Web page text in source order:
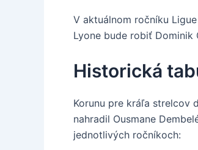
V aktuálnom ročníku
Lyone bude robiť Dominik
Historická
Korunu pre kráľa strelcov
nahradil Ousmane
jednotlivých ročníkoch: